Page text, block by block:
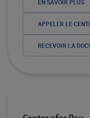
EN SAVOIR PLUS
APPELER LE
RECEVOIR LA